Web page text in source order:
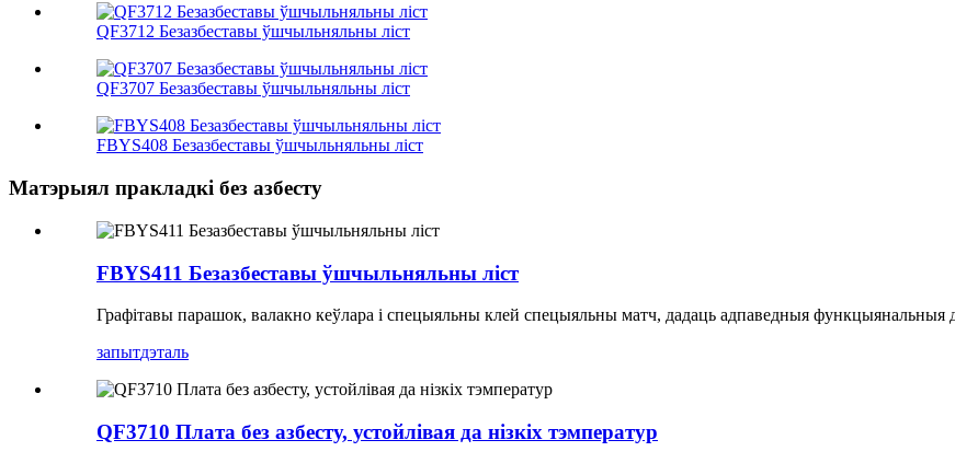
QF3712 Безазбеставы ўшчыльняльны ліст
QF3707 Безазбеставы ўшчыльняльны ліст
FBYS408 Безазбеставы ўшчыльняльны ліст
Матэрыял пракладкі без азбесту
FBYS411 Безазбеставы ўшчыльняльны ліст
Графітавы парашок, валакно кеўлара і спецыяльны клей спецыяльны матч, дадаць адпаведныя функцыянальныя
запытдэталь
QF3710 Плата без азбесту, устойлівая да нізкіх тэмператур